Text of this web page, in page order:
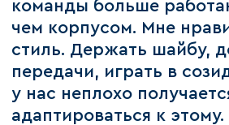
команды больше
чем корпусом. Мне
стиль. Держать шайбу,
передачи, играть в
у нас неплохо
адаптироваться к этому.